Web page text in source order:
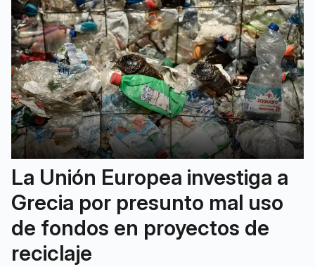
La Unión Europea investiga a
Grecia por presunto mal uso
de fondos en proyectos de
reciclaje